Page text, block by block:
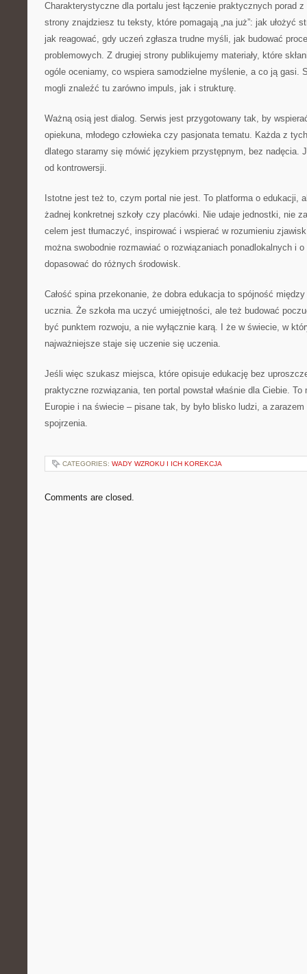
Charakterystyczne dla portalu jest łączenie praktycznych porad
strony znajdziesz tu teksty, które pomagają „na już”: jak ułożyć
jak reagować, gdy uczeń zgłasza trudne myśli, jak budować
problemowych. Z drugiej strony publikujemy materiały, które
ogóle oceniamy, co wspiera samodzielne myślenie, a co ją gasi.
mogli znaleźć tu zarówno impuls, jak i strukturę.
Ważną osią jest dialog. Serwis jest przygotowany tak, by
opiekuna, młodego człowieka czy pasjonata tematu. Każda z
dlatego staramy się mówić językiem przystępnym, bez nadęcia.
od kontrowersji.
Istotne jest też to, czym portal nie jest. To platforma o edukacji,
żadnej konkretnej szkoły czy placówki. Nie udaje jednostki, nie
celem jest tłumaczyć, inspirować i wspierać w rozumieniu
można swobodnie rozmawiać o rozwiązaniach ponadlokalnych i
dopasować do różnych środowisk.
Całość spina przekonanie, że dobra edukacja to spójność
ucznia. Że szkoła ma uczyć umiejętności, ale też budować
być punktem rozwoju, a nie wyłącznie karą. I że w świecie, w
najważniejsze staje się uczenie się uczenia.
Jeśli więc szukasz miejsca, które opisuje edukację bez
praktyczne rozwiązania, ten portal powstał właśnie dla Ciebie.
Europie i na świecie – pisane tak, by było blisko ludzi, a
spojrzenia.
CATEGORIES: WADY WZROKU I ICH KOREKCJA
Comments are closed.